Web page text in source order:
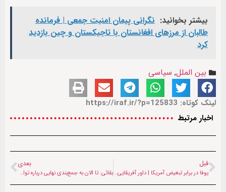
بیشتر بخوانید: نگرانی پیمان امنیت جمعی | فرمانده
طالبان از مرزهای افغانستان با تاجیکستان و چین بازدید
کرد
بین الملل, سیاسی
لینک کوتاه: https://iraf.ir/?p=125833
اخبار مرتبط
قبل
یوفا در برابر تبعیض آمریکا | داور آفریقایی قاضی سوپرجام اروپا شد
بعدی
بقائی: تا الان به جمع‌بندی نهایی درباره توافق نرسیده‌ایم